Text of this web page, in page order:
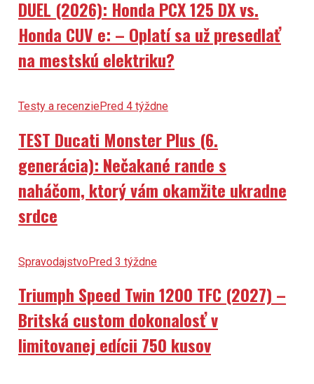
DUEL (2026): Honda PCX 125 DX vs.
Honda CUV e: – Oplatí sa už presedlať
na mestskú elektriku?
Testy a recenziePred 4 týždne
TEST Ducati Monster Plus (6.
generácia): Nečakané rande s
naháčom, ktorý vám okamžite ukradne
srdce
SpravodajstvoPred 3 týždne
Triumph Speed Twin 1200 TFC (2027) –
Britská custom dokonalosť v
limitovanej edícii 750 kusov